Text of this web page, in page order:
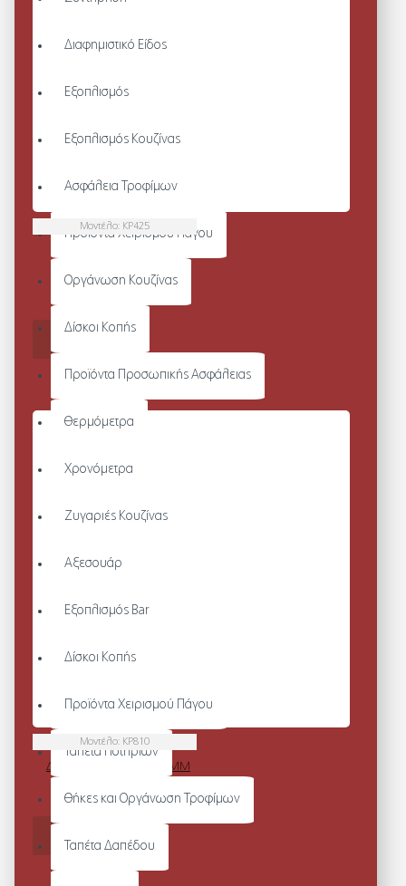
Διαφημιστικό Είδος
Εξοπλισμός
Εξοπλισμός Κουζίνας
Ασφάλεια Τροφίμων
Προϊόντα Χειρισμού Πάγου
Οργάνωση Κουζίνας
Δίσκοι Κοπής
Προϊόντα Προσωπικής Ασφάλειας
Θερμόμετρα
Χρονόμετρα
Ζυγαριές Κουζίνας
Αξεσουάρ
Εξοπλισμός Bar
Δίσκοι Κοπής
Προϊόντα Χειρισμού Πάγου
Ταπέτα Ποτηριών
Θήκες και Οργάνωση Τροφίμων
Ταπέτα Δαπέδου
Μοντέλο: KP425
Μοντέλο: KP810
ΔΕΡΜΑΤΙΝΗ ΖΩΝΗ - 30MM
Από 68,20€